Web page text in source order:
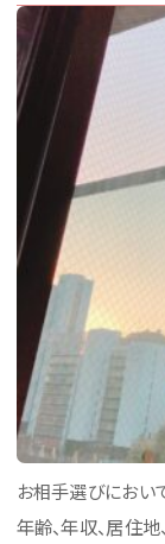
お相手選びにおい
年齢、年収、居住地